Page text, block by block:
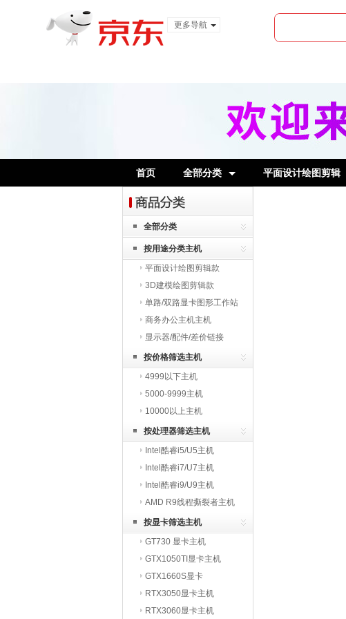
更多导航
首页 全部分类 平面设计绘图剪辑
全部分类
按用途分类主机
平面设计绘图剪辑款
3D建模绘图剪辑款
单路/双路显卡图形工作站
商务办公主机主机
显示器/配件/差价链接
按价格筛选主机
4999以下主机
5000-9999主机
10000以上主机
按处理器筛选主机
Intel酷睿i5/U5主机
Intel酷睿i7/U7主机
Intel酷睿i9/U9主机
AMD R9线程撕裂者主机
按显卡筛选主机
GT730 显卡主机
GTX1050TI显卡主机
GTX1660S显卡
RTX3050显卡主机
RTX3060显卡主机